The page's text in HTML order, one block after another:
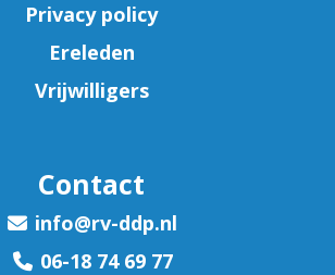
Privacy policy
Ereleden
Vrijwilligers
Contact
ofni@rv-ddp.nl
06-18 74 69 77